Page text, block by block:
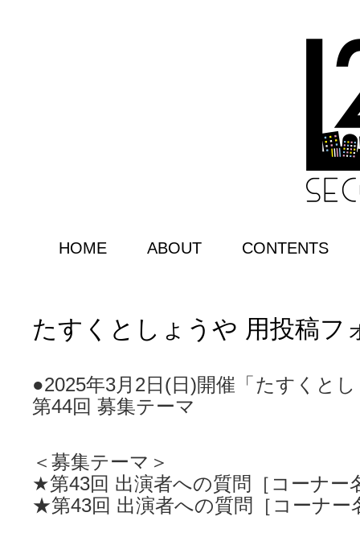
HOME ABOUT CONTENTS
たすくとしょうや 用投稿フ
●2025年3月2日(日)開催「たすくと
第44回 募集テーマ
＜募集テーマ＞
★第43回 出演者への質問［コーナー
★第43回 出演者への質問［コーナー